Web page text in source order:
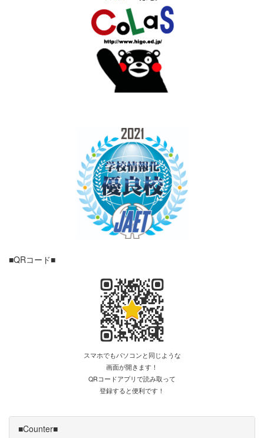
■QRコード■
スマホでもパソコンと同じような
画面が開きます！
QRコードアプリで読み取って
登録すると便利です！
■Counter■